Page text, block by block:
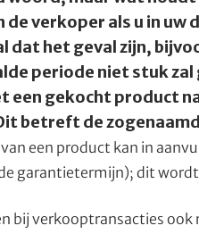
de verkoper als u in
dat het geval zijn,
periode niet stuk
een gekocht product
betreft de
een product kan in
garantietermijn); dit
bij verkooptransacties